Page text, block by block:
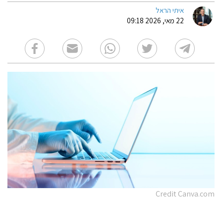
איתי הראל
22 מאי, 2026 09:18
Credit Canva.com